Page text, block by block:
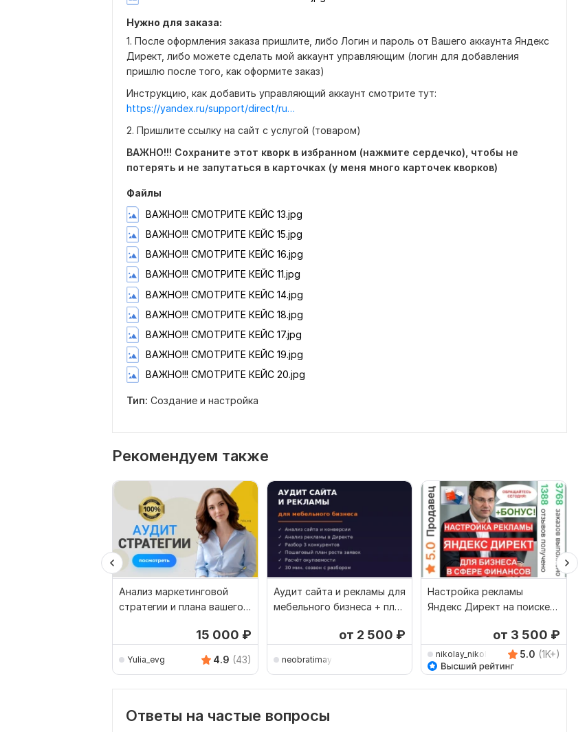
Нужно для заказа:
1. После оформления заказа пришлите, либо Логин и пароль от Вашего аккаунта Яндекс
Директ, либо можете сделать мой аккаунт управляющим (логин для добавления
пришлю после того, как оформите заказ)
Инструкцию, как добавить управляющий аккаунт смотрите тут:
https://yandex.ru/support/direct/ru/campaigns/mcc
2. Пришлите ссылку на сайт с услугой (товаром)
ВАЖНО!!! Сохраните этот кворк в избранном (нажмите сердечко), чтобы не
потерять и не запутаться в карточках (у меня много карточек кворков)
Файлы
ВАЖНО!!! СМОТРИТЕ КЕЙС 13.jpg
ВАЖНО!!! СМОТРИТЕ КЕЙС 15.jpg
ВАЖНО!!! СМОТРИТЕ КЕЙС 16.jpg
ВАЖНО!!! СМОТРИТЕ КЕЙС 11.jpg
ВАЖНО!!! СМОТРИТЕ КЕЙС 14.jpg
ВАЖНО!!! СМОТРИТЕ КЕЙС 18.jpg
ВАЖНО!!! СМОТРИТЕ КЕЙС 17.jpg
ВАЖНО!!! СМОТРИТЕ КЕЙС 19.jpg
ВАЖНО!!! СМОТРИТЕ КЕЙС 20.jpg
Тип: Создание и настройка
Рекомендуем также
Анализ маркетинговой
стратегии и плана вашего
15 000 ₽
Yulia_evg 4.9 (43)
Аудит сайта и рекламы для
мебельного бизнеса + план
от 2 500 ₽
neobratimayapolza
Настройка рекламы
Яндекс Директ на поиске
от 3 500 ₽
nikolay_nikolaevich 5.0 (1K+)
Ответы на частые вопросы